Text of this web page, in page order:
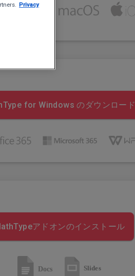
for Windows のダウンロード
アドオンのインストール
Privacy